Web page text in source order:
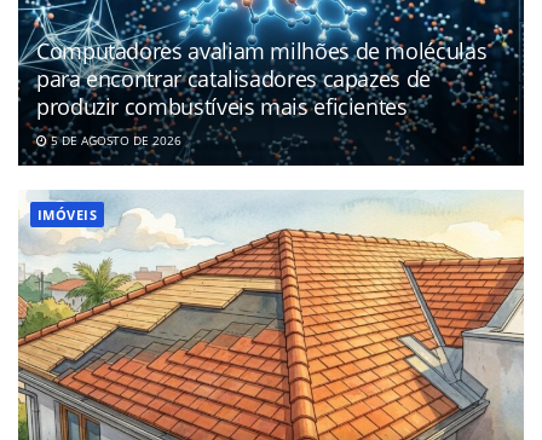
Computadores avaliam milhões de moléculas
para encontrar catalisadores capazes de
produzir combustíveis mais eficientes
5 DE AGOSTO DE 2026
IMÓVEIS